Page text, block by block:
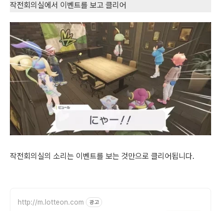
작전회의실에서 이벤트를 보고 클리어
작전회의실의 소리는 이벤트를 보는 것만으로 클리어됩니다.
http://m.lotteon.com 광고